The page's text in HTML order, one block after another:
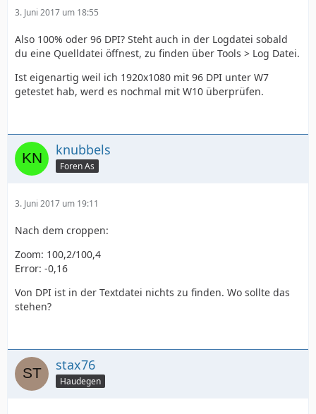
3. Juni 2017 um 18:55
Also 100% oder 96 DPI? Steht auch in der Logdatei sobald
du eine Quelldatei öffnest, zu finden über Tools > Log Datei.
Ist eigenartig weil ich 1920x1080 mit 96 DPI unter W7
getestet hab, werd es nochmal mit W10 überprüfen.
knubbels
Foren As
3. Juni 2017 um 19:11
Nach dem croppen:
Zoom: 100,2/100,4
Error: -0,16
Von DPI ist in der Textdatei nichts zu finden. Wo sollte das
stehen?
stax76
Haudegen